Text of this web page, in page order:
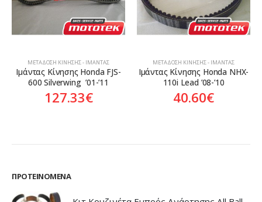
ΜΕΤΆΔΟΣΗ ΚΊΝΗΣΗΣ - ΙΜΆΝΤΑΣ
Ιμάντας Κίνησης Honda FJS-
600 Silverwing  ’01-’11
127.33€
ΜΕΤΆΔΟΣΗ ΚΊΝΗΣΗΣ - ΙΜΆΝΤΑΣ
Ιμάντας Κίνησης Honda NHX-
110i Lead ’08-’10
40.60€
ΠΡΟΤΕΙΝΌΜΕΝΑ